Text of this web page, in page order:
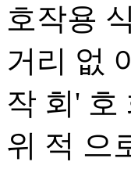
호작용
거리 없
작 회' 호
위 적 으